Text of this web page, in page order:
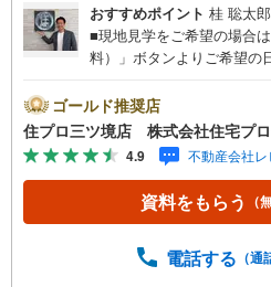
おすすめポイント 桂 聡太郎
■現地見学をご希望の場合
料）」ボタンよりご希望の
に強い！ 住プロは、保土ケ
社です！最新物件情報や当
数ございますので、お気軽
弊社独自の住宅ローン提案
ャル専門スタッフによる
イナンシャルプラン提案
高】【住宅購入者だけが加
ゴールド推奨店
住プロ三ツ境店 株式会社住宅プ
4.9 不動産会社
資料をもらう （
電話する （通